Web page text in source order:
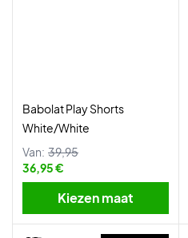
Babolat Play Shorts
White/White
Van: 39,95
36,95 €
Kiezen maat